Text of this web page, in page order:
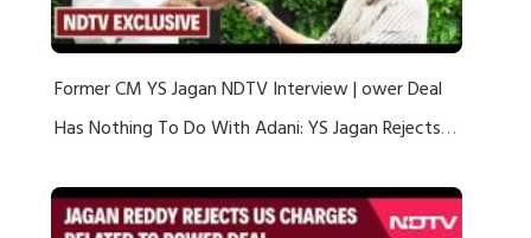
Former CM YS Jagan NDTV Interview | ower Deal
Has Nothing To Do With Adani: YS Jagan Rejects